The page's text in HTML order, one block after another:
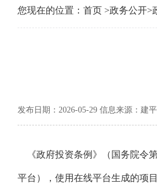
您现在的位置： 首页 >政务公开>
发布日期：2026-05-29 信息来源：建
《政府投资条例》（国务院令
平台），使用在线平台生成的项